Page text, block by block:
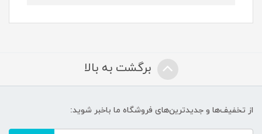
برگشت به بالا
از تخفیف‌ها و جدیدترین‌های فروشگاه ما باخبر شوید: